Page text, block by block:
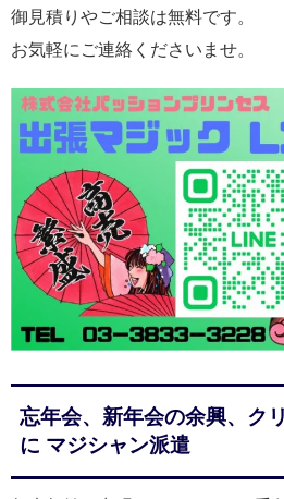
御見積りやご相談は無料です。
お気軽にご連絡くださいませ。
忘年会、新年会の余興、ク
に マジシャン派遣